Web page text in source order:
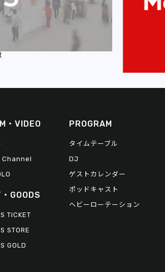
・VIDEO
Channel
GOODS
TICKET
STORE
GOLD
PROGRAM
タイムテーブル
DJ
ゲストカレンダー
ポッドキャスト
ヘビーローテーション